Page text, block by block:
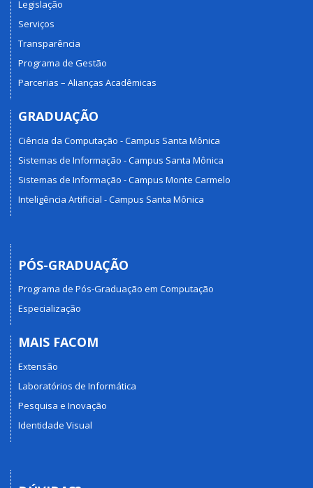
Legislação
Serviços
Transparência
Programa de Gestão
Parcerias – Alianças Acadêmicas
GRADUAÇÃO
Ciência da Computação - Campus Santa Mônica
Sistemas de Informação - Campus Santa Mônica
Sistemas de Informação - Campus Monte Carmelo
Inteligência Artificial - Campus Santa Mônica
PÓS-GRADUAÇÃO
Programa de Pós-Graduação em Computação
Especialização
MAIS FACOM
Extensão
Laboratórios de Informática
Pesquisa e Inovação
Identidade Visual